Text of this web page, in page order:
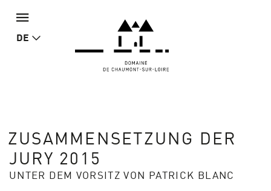
DE
ZUSAMMENSETZUNG DER
JURY 2015
UNTER DEM VORSITZ VON PATRICK BLANC